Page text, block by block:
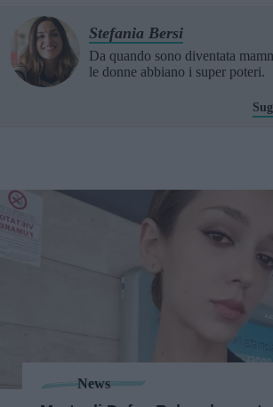
Stefania Bersi
Da quando sono diventata
le donne abbiano i super poteri.
News